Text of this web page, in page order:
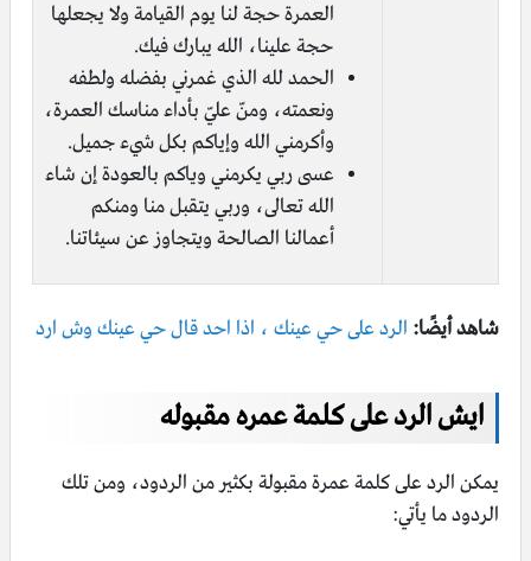
العمرة حجة لنا يوم القيامة ولا يجعلها
حجة علينا، الله يبارك فيك.
الحمد لله الذي غمرني بفضله ولطفه
ونعمته، ومنّ عليّ بأداء مناسك العمرة،
وأكرمني الله وإياكم بكل شيء جميل.
عسى ربي يكرمني وياكم بالعودة إن شاء
الله تعالى، وربي يتقبل منا ومنكم
أعمالنا الصالحة ويتجاوز عن سيئاتنا.
شاهد أيضًا: الرد على حي عينك ، اذا احد قال حي عينك وش ارد
ايش الرد على كلمة عمره مقبوله
يمكن الرد على كلمة عمرة مقبولة بكثير من الردود، ومن تلك
الردود ما يأتي: